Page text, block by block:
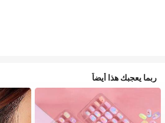
ربما يعجبك هذا أيضاً